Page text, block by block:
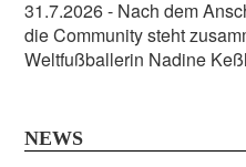
31.7.2026- Nach dem
die Community steht
Weltfußballerin Nadine
NEWS